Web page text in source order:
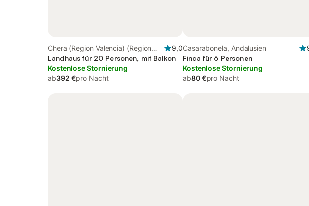
Chera (Region Valencia) (Region
Valencia), Region Valencia
9,0
Landhaus für 20 Personen, mit Balkon
Kostenlose Stornierung
ab392 €pro Nacht
Casarabonela, Andalusien
Finca für 6 Personen
Kostenlose Stornierung
ab80 €pro Nacht